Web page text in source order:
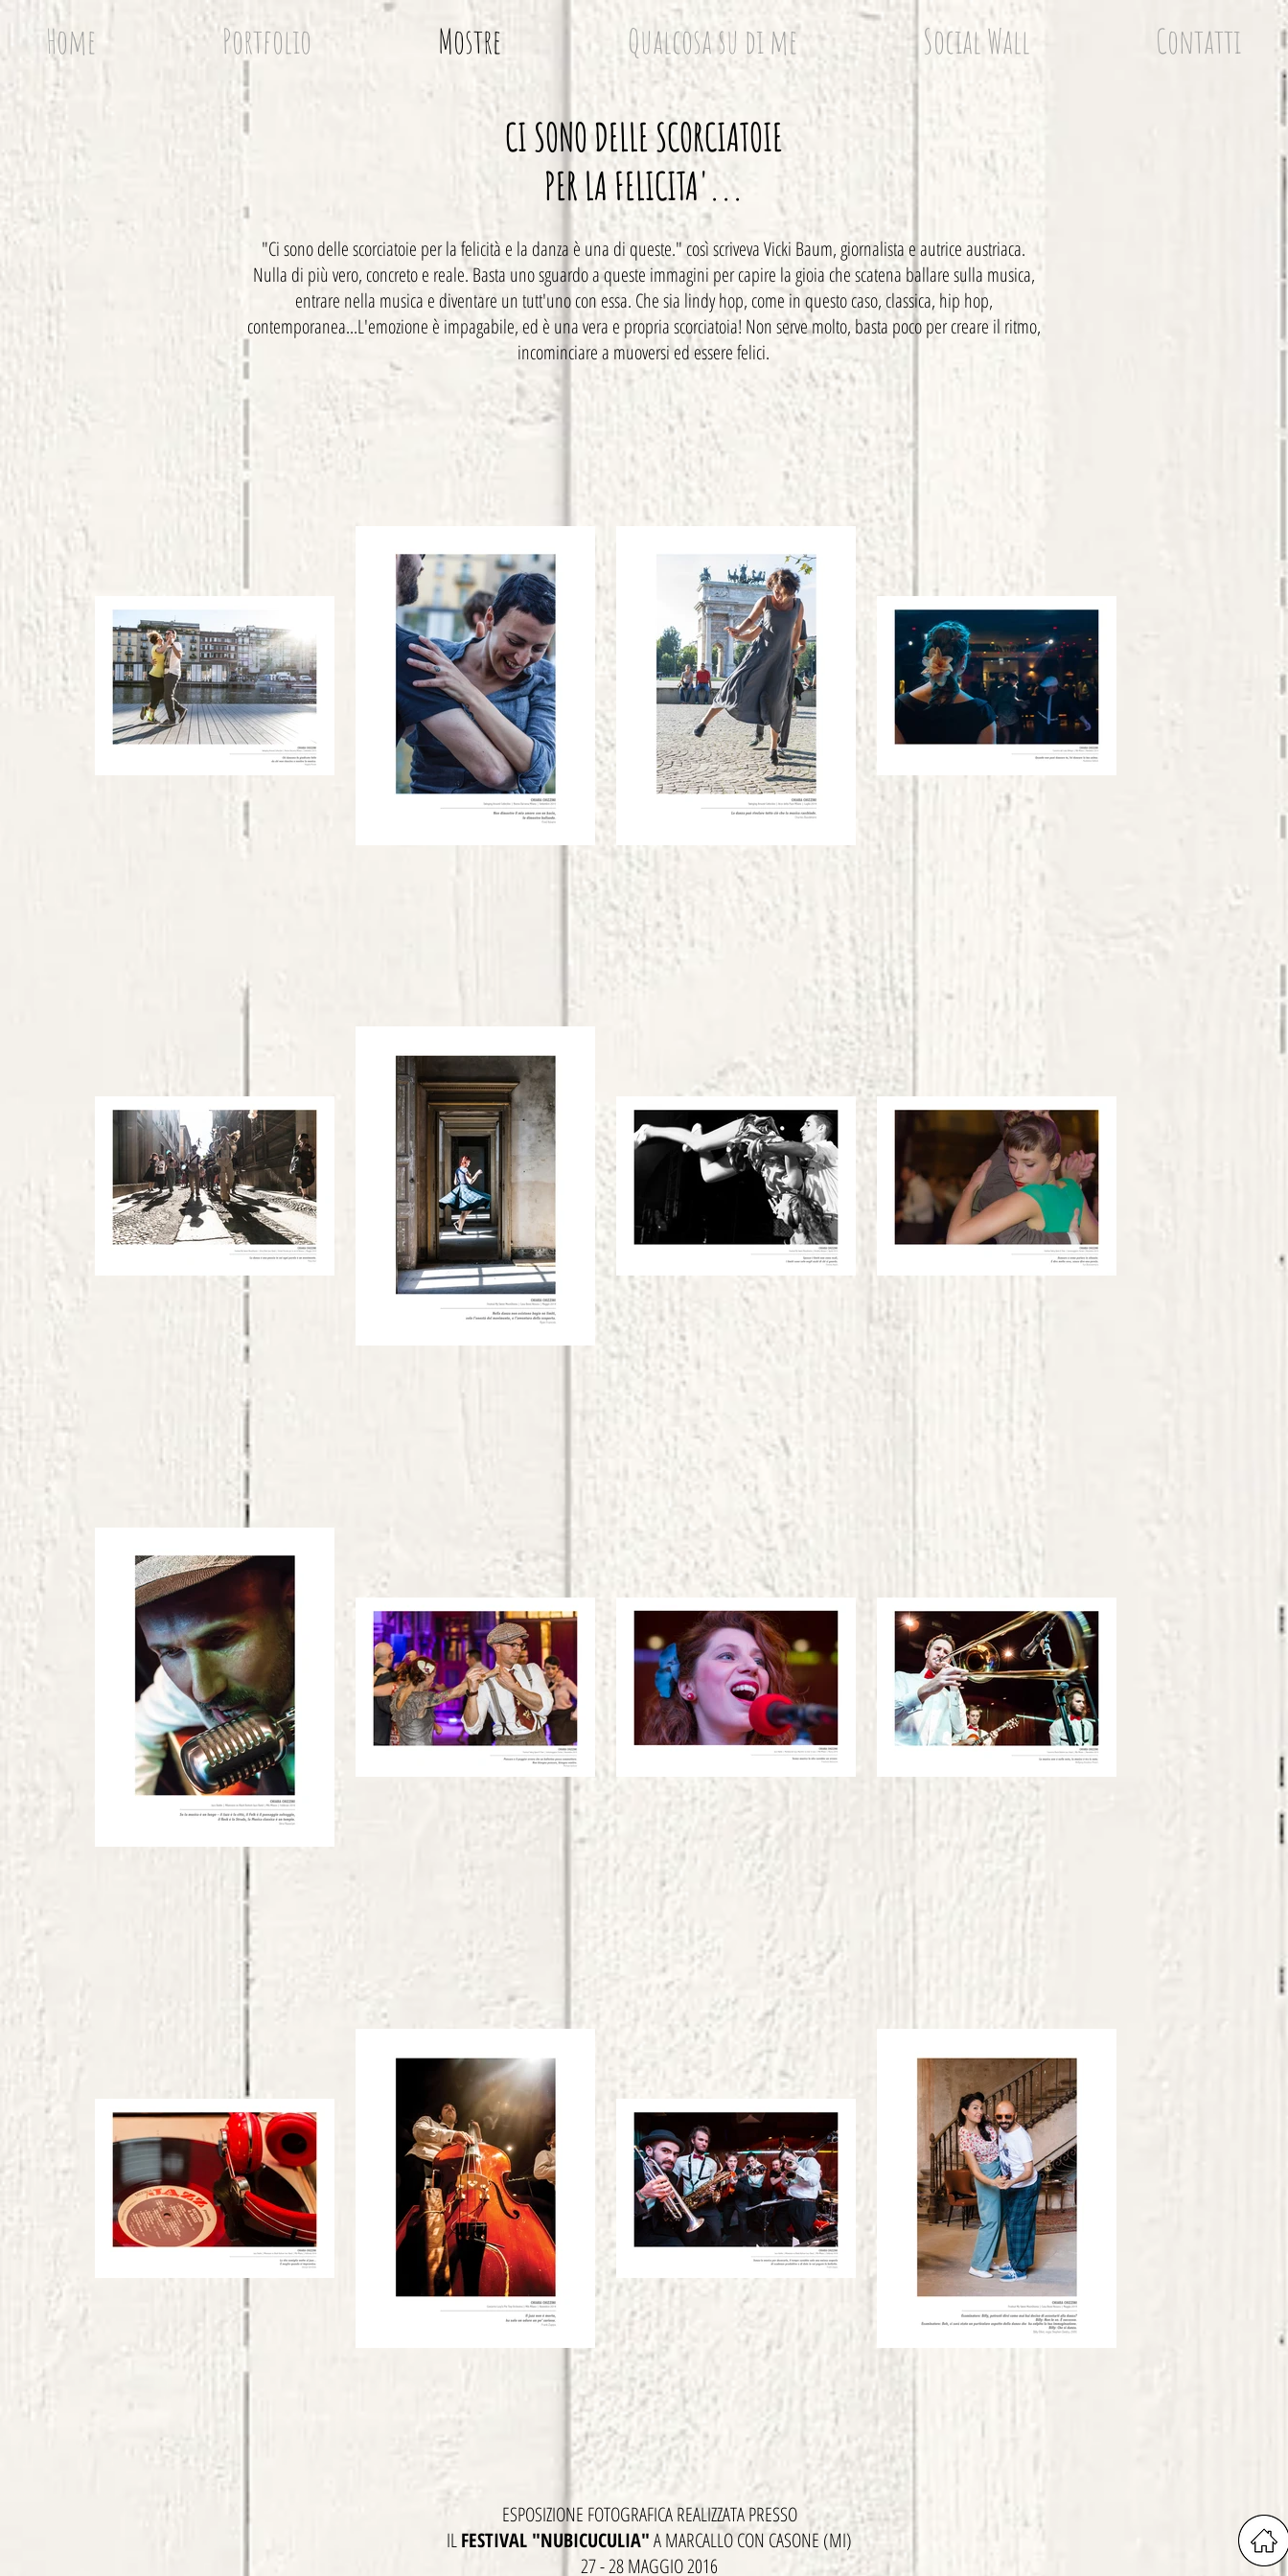
Home Portfolio Mostre Qualcosa su di me Social Wall Contatti
CI SONO DELLE SCORCIATOIE
PER LA FELICITA'...
"Ci sono delle scorciatoie per la felicità e la danza è una di queste." così scriveva Vicki Baum, giornalista e autrice austriaca.
Nulla di più vero, concreto e reale. Basta uno sguardo a queste immagini per capire la gioia che scatena ballare sulla musica,
entrare nella musica e diventare un tutt'uno con essa. Che sia lindy hop, come in questo caso, classica, hip hop,
contemporanea...L'emozione è impagabile, ed è una vera e propria scorciatoia! Non serve molto, basta poco per creare il ritmo,
incominciare a muoversi ed essere felici.
ESPOSIZIONE FOTOGRAFICA REALIZZATA PRESSO
ILFESTIVAL "NUBICUCULIA"A MARCALLO CON CASONE (MI)
27 - 28 MAGGIO 2016